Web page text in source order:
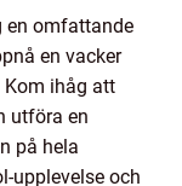
en omfattande
en vacker
Kom ihåg att
utföra en
på hela
upplevelse och